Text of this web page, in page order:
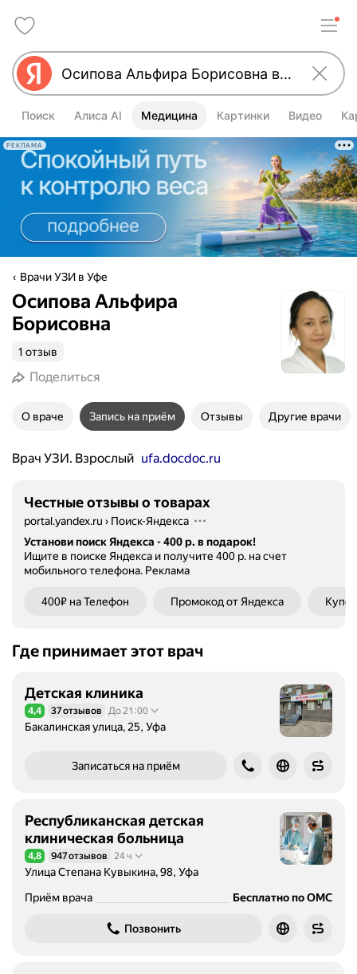
Поиск Алиса AI Медицина Картинки Видео
РЕКЛАМА
Врачи УЗИ в Уфе
Осипова Альфира
Борисовна
1 отзыв
Поделиться
О враче Запись на приём Отзывы Другие врачи
Врач УЗИ. Взрослый ufa.docdoc.ru
Честные отзывы о товарах
portal.yandex.ru › Поиск-Яндекса
Установи поиск Яндекса - 400 р. в подарок!
Ищите в поиске Яндекса и получите 400 р. на счет
мобильного телефона. Реклама
400₽ на Телефон Промокод от Яндекса
Где принимает этот врач
Детская клиника
Рейтинг 4,4 из 5
4,4 37 отзывов До 21:00
Бакалинская улица, 25, Уфа
Записаться на приём
Республиканская детская
клиническая больница
Рейтинг 4,8 из 5
4,8 947 отзывов 24 ч
Улица Степана Кувыкина, 98, Уфа
Приём врача
Бесплатно по ОМС
Позвонить